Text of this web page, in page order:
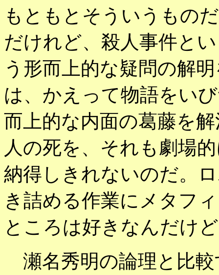
もともとそういうもの
だけれど、殺人事件と
う形而上的な疑問の解
は、かえって物語をい
而上的な内面の葛藤を
人の死を、それも劇場
納得しきれないのだ。
き詰める作業にメタフ
ところは好きなんだけ
瀬名秀明の論理と比較